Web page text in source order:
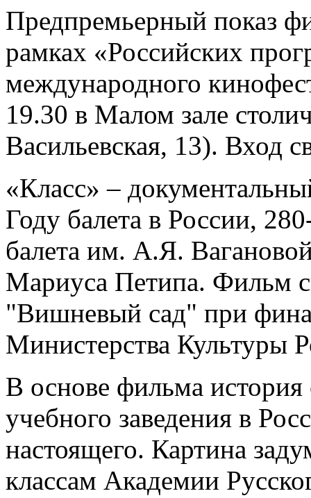
Предпремьерный показ
рамках «Российских
международного
19.30 в Малом зале
Васильевская, 13). Вход
«Класс» –
Году балета в России,
балета им. А.Я.
Мариуса Петипа. Фильм
"Вишневый сад" при
Министерства Культуры
В основе фильма история
учебного заведения в
настоящего. Картина
классам Академии